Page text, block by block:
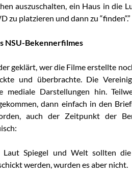
auszuschalten, ein Haus in die
zu platzieren und dann zu “finden“.”
NSU-Bekennerfilmes
geklärt, wer die Filme erstellte
und überbrachte. Die
mediale Darstellungen hin.
dann einfach in den
auch der Zeitpunkt der
Laut Spiegel und Welt sollten
werden, wurden es aber nicht.